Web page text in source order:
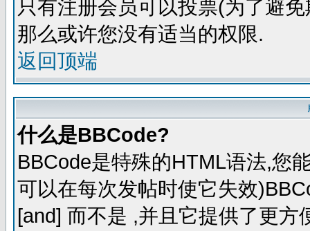
只有注册会员可以投票(为了避
那么或许您没有适当的权限.
返回顶端
什么是BBCode?
BBCode是特殊的HTML语法,您
可以在每次发帖时使它失效
[and] 而不是 ,并且它提供了更方